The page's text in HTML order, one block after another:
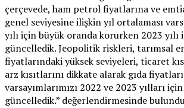
çerçevede, ham petrol fiyatlarına ve
genel seviyesine ilişkin yıl ortalaması
yılı için büyük oranda korurken 2023 yılı
güncelledik. Jeopolitik riskleri, tarımsal
fiyatlarındaki yüksek seviyeleri, ticaret
arz kısıtlarını dikkate alarak gıda
varsayımlarımızı 2022 ve 2023 yılları
güncelledik.” değerlendirmesinde